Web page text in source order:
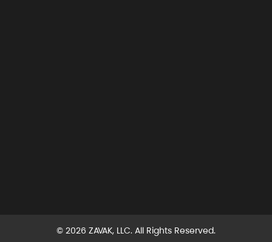
© 2026 ZAVAK, LLC. All Rights Reserved.